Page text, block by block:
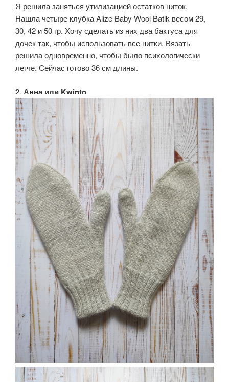
Я решила заняться утилизацией остатков ниток.
Нашла четыре клубка Alize Baby Wool Batik весом 29,
30, 42 и 50 гр. Хочу сделать из них два бактуса для
дочек так, чтобы использовать все нитки. Вязать
решила одновременно, чтобы было психологически
легче. Сейчас готово 36 см длины.
2. Анна или Kwinto